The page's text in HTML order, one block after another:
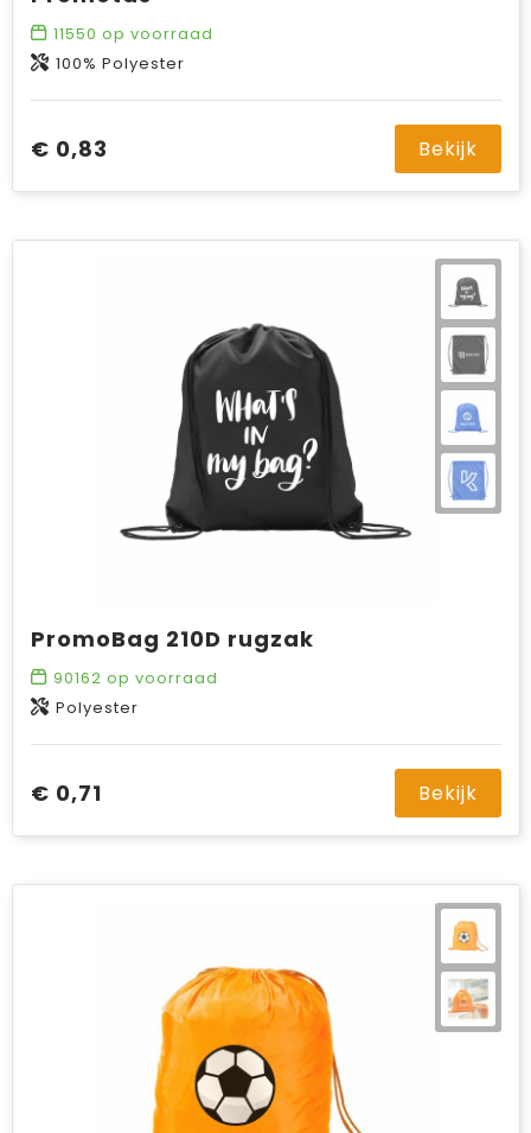
11550 op voorraad
100% Polyester
€ 0,83 Bekijk
PromoBag 210D rugzak
90162 op voorraad
Polyester
€ 0,71 Bekijk